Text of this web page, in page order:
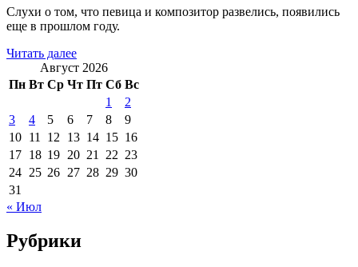
Слухи о том, что певица и композитор развелись, появились
еще в прошлом году.
Читать далее
Август 2026
Пн Вт Ср Чт Пт Сб Вс
1
2
3
4 5 6 7 8
9
10 11 12 13 14 15 16
17 18 19 20 21 22 23
24 25 26 27 28 29 30
31
« Июл
Рубрики